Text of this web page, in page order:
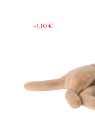
-1,10 €